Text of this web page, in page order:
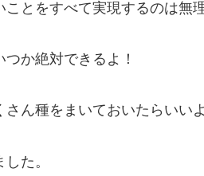
とをすべて実現するのは無
か絶対できるよ！
ん種をまいておいたらいいよ
た。